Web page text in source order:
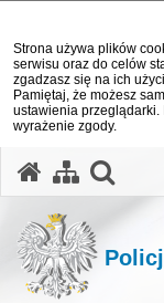
Strona używa plików
serwisu oraz do celów
zgadzasz się na ich
Pamiętaj, że możesz
ustawienia
wyrażenie zgody.